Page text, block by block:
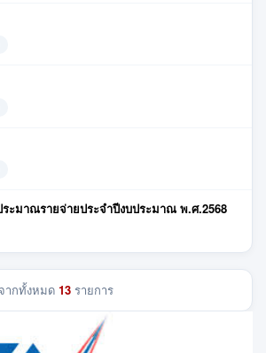
ะมาณรายจ่ายประจำปีงบประมาณ พ.ศ.2568
จากทั้งหมด 13 รายการ